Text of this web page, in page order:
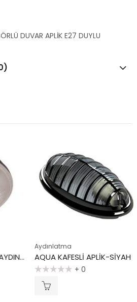
DUVAR APLİK E27 DUYLU
AQUA ECO NEMLİ YER AYDINLATMA-SİYAH
Aydınlatma
AQUA KAFESLİ APLİK-SİYAH
üzerinden
+ 0